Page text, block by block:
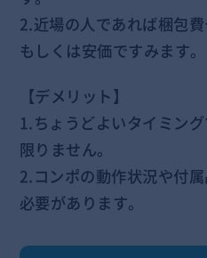
2.近場の人であれば梱包費
もしくは安価ですみます。
【デメリット】
1.ちょうどよいタイミン
限りません。
2.コンポの動作状況や付
必要があります。